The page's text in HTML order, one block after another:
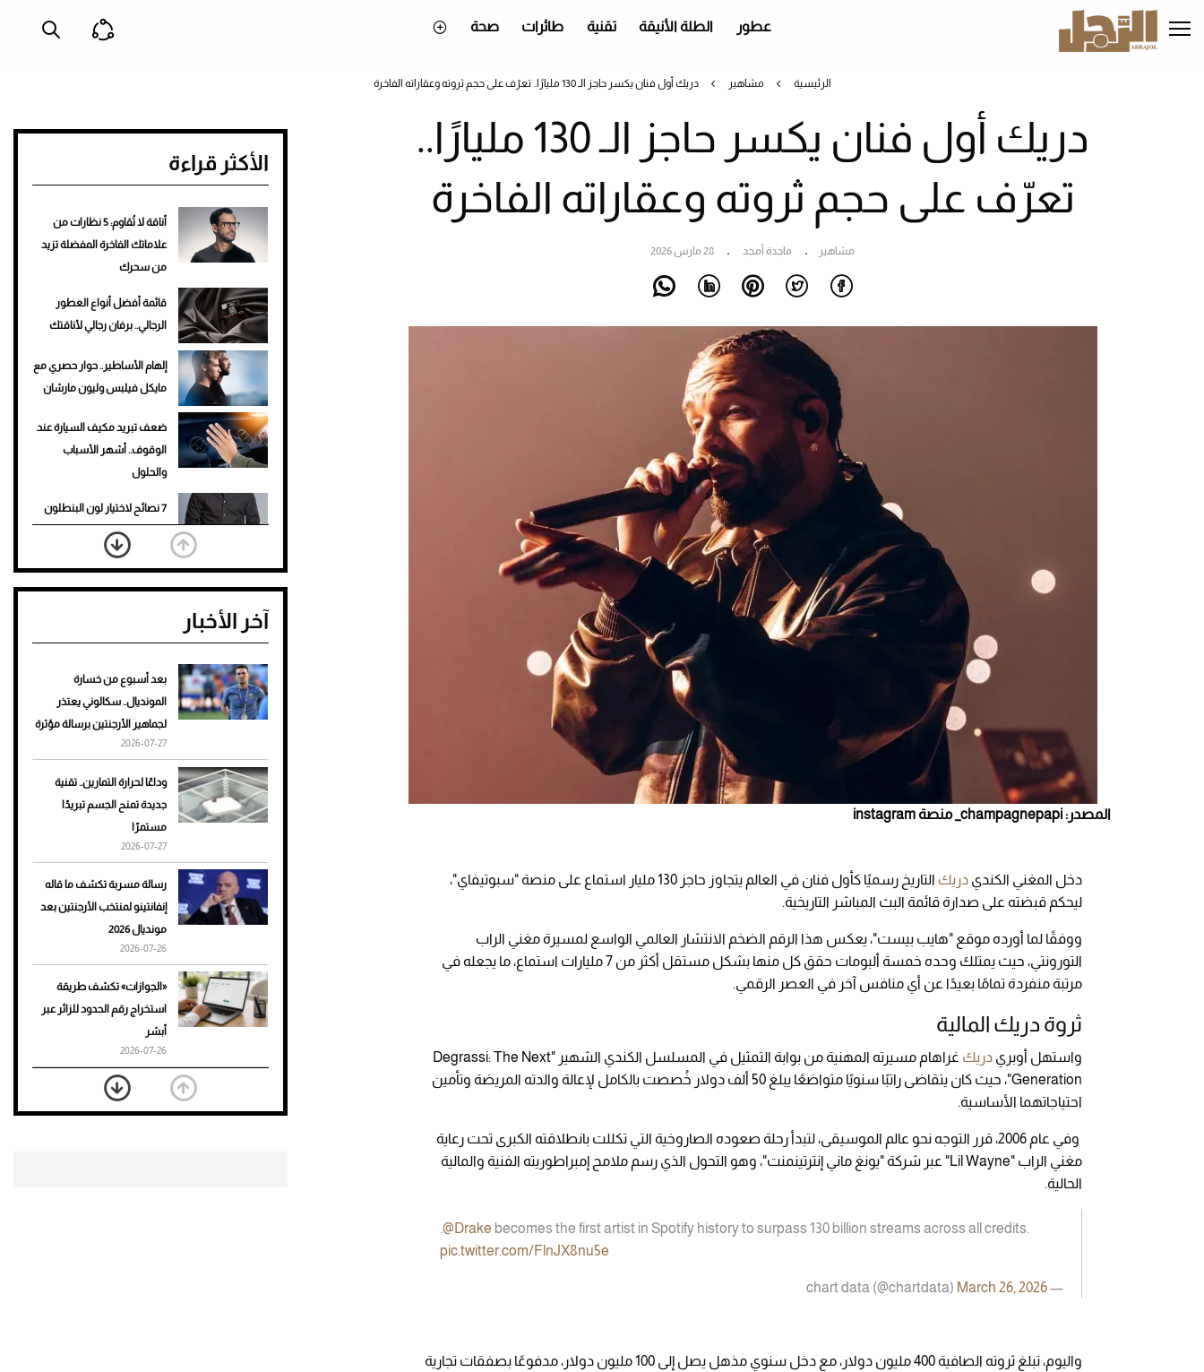
إلى
المحتوى
عطور الطلة الأنيقة تقنية طائرات صحة
الرئيسية مشاهير دريك أول فنان يكسر حاجز الـ 130 مليارًا.. تعرّف على حجم ثروته وعقاراته الفاخرة
دريك أول فنان يكسر حاجز الـ 130 مليارًا..
تعرّف على حجم ثروته وعقاراته الفاخرة
مشاهير ماجدة أمجد 28 مارس 2026
المصدر: champagnepapi_ منصة instagram
دخل المغني الكندي دريك
التاريخ رسميًا كأول فنان في العالم يتجاوز حاجز 130 مليار استماع على منصة "سبوتيفاي"،
ليحكم قبضته على صدارة قائمة البث المباشر التاريخية.
ووفقًا لما أورده موقع "هايب بيست"، يعكس هذا الرقم الضخم الانتشار العالمي الواسع لمسيرة مغني الراب
التورونتي، حيث يمتلك وحده خمسة ألبومات حقق كل منها بشكل مستقل أكثر من 7 مليارات استماع، ما يجعله في
مرتبة منفردة تمامًا بعيدًا عن أي منافس آخر في العصر الرقمي.
ثروة دريك المالية
واستهل أوبري دريك
غراهام مسيرته المهنية من بوابة التمثيل في المسلسل الكندي الشهير "Degrassi: The Next
Generation"، حيث كان يتقاضى راتبًا سنويًا متواضعًا يبلغ 50 ألف دولار خُصصت بالكامل لإعالة والدته المريضة وتأمين
احتياجاتهما الأساسية.
وفي عام 2006، قرر التوجه نحو عالم الموسيقى، لتبدأ رحلة صعوده الصاروخية التي تكللت بانطلاقته الكبرى تحت رعاية
مغني الراب "Lil Wayne" عبر شركة "يونغ ماني إنترتينمنت"، وهو التحول الذي رسم ملامح إمبراطوريته الفنية والمالية
الحالية.
@Drake becomes the first artist in Spotify history to surpass 130 billion streams across all credits.
pic.twitter.com/FlnJX8nu5e
— chart data (@chartdata)
March 26, 2026
واليوم، تبلغ ثروته الصافية 400 مليون دولار، مع دخل سنوي مذهل يصل إلى 100 مليون دولار، مدفوعًا بصفقات تجارية
الأكثر قراءة
أناقة لا تُقاوم: 5 نظارات من
علاماتك الفاخرة المفضلة تزيد
من سحرك
قائمة أفضل أنواع العطور
الرجالي.. برفان رجالي لأناقتك
إلهام الأساطير.. حوار حصري مع
مايكل فيلبس وليون مارشان
ضعف تبريد مكيف السيارة عند
الوقوف.. أشهر الأسباب
والحلول
7 نصائح لاختيار لون البنطلون
المناسب للقميص الأسود
نرى المستقبل من خلال
تصميماتنا.. كيف حجزت 1886
تمنحك فخامة استثنائية
هوى الأبطال
أفضل تدريج للشعر الطويل
لإطلالة جريئة وعصرية
للرجال
آخر الأخبار
بعد أسبوع من خسارة
المونديال.. سكالوني يعتذر
لجماهير الأرجنتين برسالة مؤثرة
2026-07-27
وداعًا لحرارة التمارين.. تقنية
جديدة تمنح الجسم تبريدًا
مستمرًا
2026-07-27
رسالة مسربة تكشف ما قاله
إنفانتينو لمنتخب الأرجنتين بعد
مونديال 2026
2026-07-26
«الجوازات» تكشف طريقة
استخراج رقم الحدود للزائر عبر
أبشر
2026-07-26
بعد 7 أشهر من تعرضه لحادث
مروع.. جوشوا يفوز على برينغا